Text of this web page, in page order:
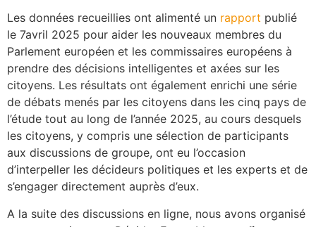
Les données recueillies ont alimenté un rapport publié
le 7avril 2025 pour aider les nouveaux membres du
Parlement européen et les commissaires européens à
prendre des décisions intelligentes et axées sur les
citoyens. Les résultats ont également enrichi une série
de débats menés par les citoyens dans les cinq pays de
l’étude tout au long de l’année 2025, au cours desquels
les citoyens, y compris une sélection de participants
aux discussions de groupe, ont eu l’occasion
d’interpeller les décideurs politiques et les experts et de
s’engager directement auprès d’eux.
A la suite des discussions en ligne, nous avons organisé